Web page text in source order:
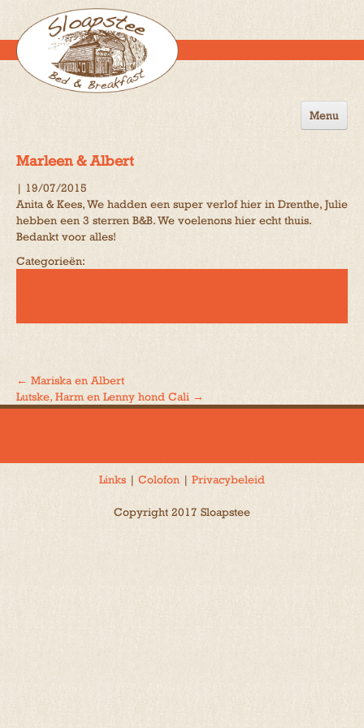
Menu
Omgeving
Marleen & Albert
| 19/07/2015
Anita & Kees, We hadden een super verlof hier in Drenthe, Julie
hebben een 3 sterren B&B. We voelenons hier echt thuis.
Bedankt voor alles!
Categorieën:
Bericht
← Mariska en Albert
Lutske, Harm en Lenny hond Cali →
Links | Colofon | Privacybeleid
Copyright 2017 Sloapstee